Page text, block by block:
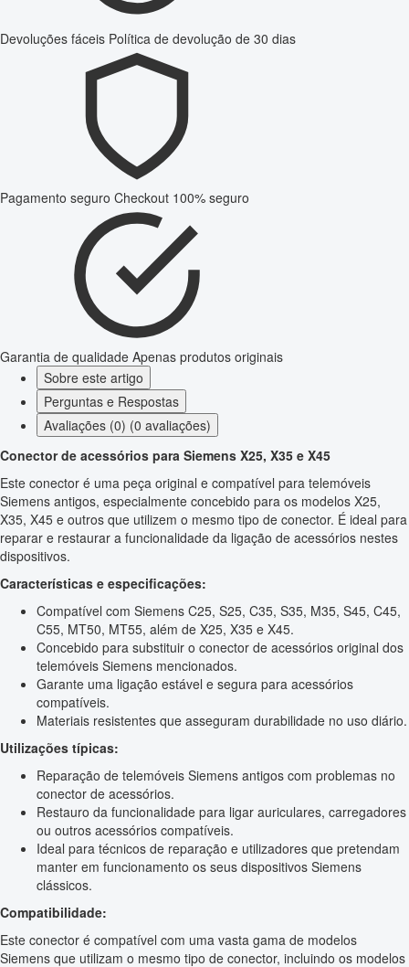
Devoluções fáceis Política de devolução de 30 dias
Pagamento seguro Checkout 100% seguro
Garantia de qualidade Apenas produtos originais
Sobre este artigo
Perguntas e Respostas
Avaliações (0) (0 avaliações)
Conector de acessórios para Siemens X25, X35 e X45
Este conector é uma peça original e compatível para telemóveis
Siemens antigos, especialmente concebido para os modelos X25,
X35, X45 e outros que utilizem o mesmo tipo de conector. É ideal para
reparar e restaurar a funcionalidade da ligação de acessórios nestes
dispositivos.
Características e especificações:
Compatível com Siemens C25, S25, C35, S35, M35, S45, C45,
C55, MT50, MT55, além de X25, X35 e X45.
Concebido para substituir o conector de acessórios original dos
telemóveis Siemens mencionados.
Garante uma ligação estável e segura para acessórios
compatíveis.
Materiais resistentes que asseguram durabilidade no uso diário.
Utilizações típicas:
Reparação de telemóveis Siemens antigos com problemas no
conector de acessórios.
Restauro da funcionalidade para ligar auriculares, carregadores
ou outros acessórios compatíveis.
Ideal para técnicos de reparação e utilizadores que pretendam
manter em funcionamento os seus dispositivos Siemens
clássicos.
Compatibilidade:
Este conector é compatível com uma vasta gama de modelos
Siemens que utilizam o mesmo tipo de conector, incluindo os modelos